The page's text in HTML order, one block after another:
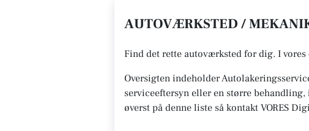
AUTOVÆRKSTED /
Find det rette autoværksted for dig. I
Oversigten indeholder
serviceeftersyn eller en større
øverst på denne liste så kontakt VORES